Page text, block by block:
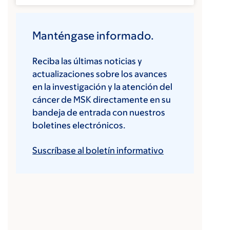
Manténgase informado.
Reciba las últimas noticias y
actualizaciones sobre los avances
en la investigación y la atención del
cáncer de MSK directamente en su
bandeja de entrada con nuestros
boletines electrónicos.
Suscríbase al boletín informativo